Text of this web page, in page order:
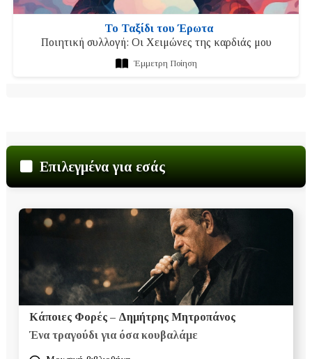
Το Ταξίδι του Έρωτα
Ποιητική συλλογή: Οι Χειμώνες της καρδιάς μου
Έμμετρη Ποίηση
Επιλεγμένα για εσάς
Κάποιες Φορές – Δημήτρης Μητροπάνος
Ένα τραγούδι για όσα κουβαλάμε